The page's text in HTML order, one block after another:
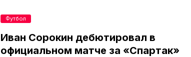
Иван Сорокин дебютировал в
официальном матче за «Спартак»
Футбол